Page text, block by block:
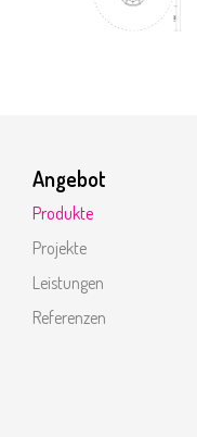
Angebot
Produkte
Projekte
Leistungen
Referenzen